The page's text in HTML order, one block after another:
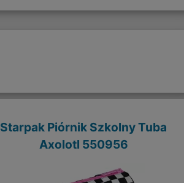
Starpak Piórnik Szkolny Tuba
Axolotl 550956